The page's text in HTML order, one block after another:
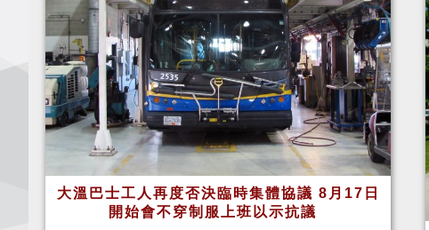
大溫巴士工人再度否決臨時集體協議 8月17日
開始會不穿制服上班以示抗議